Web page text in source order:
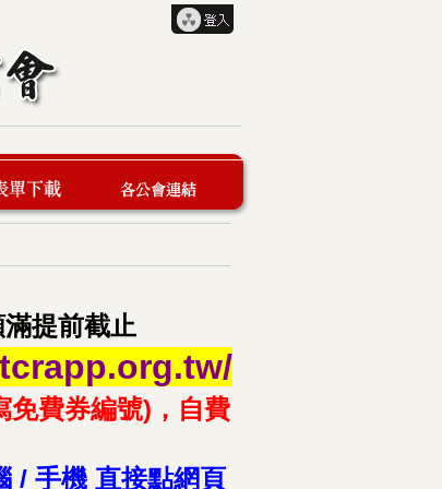
下載 各公會連結
提前截止
免費券編號)，自費
/ 手機 直接點網頁